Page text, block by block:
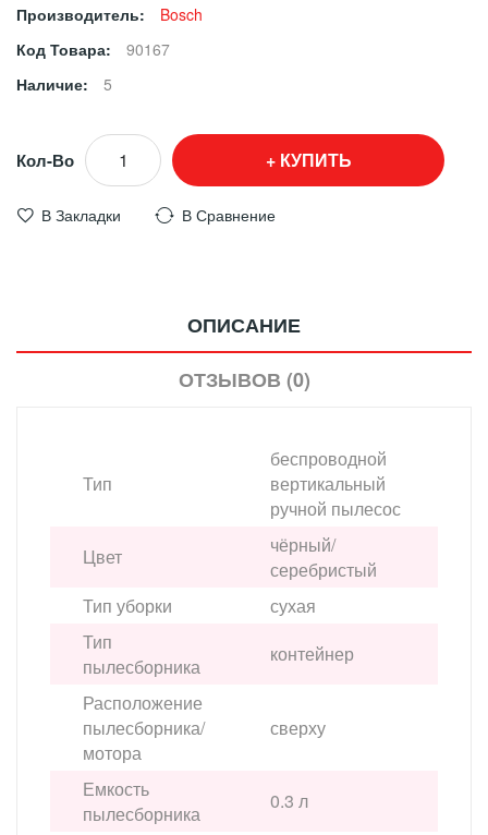
Производитель:
Bosch
Код Товара:
90167
Наличие:
5
Кол-Во КУПИТЬ
В Закладки В Сравнение
ОПИСАНИЕ
ОТЗЫВОВ (0)
Тип
беспроводной
вертикальный
ручной пылесос
Цвет
чёрный/
серебристый
Тип уборки
сухая
Тип
пылесборника
контейнер
Расположение
пылесборника/
мотора
сверху
Емкость
пылесборника
0.3 л